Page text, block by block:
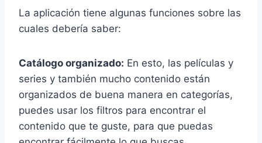
La aplicación tiene algunas funciones sobre las
cuales debería saber:
Catálogo organizado: En esto, las películas y
series y también mucho contenido están
organizados de buena manera en categorías,
puedes usar los filtros para encontrar el
contenido que te guste, para que puedas